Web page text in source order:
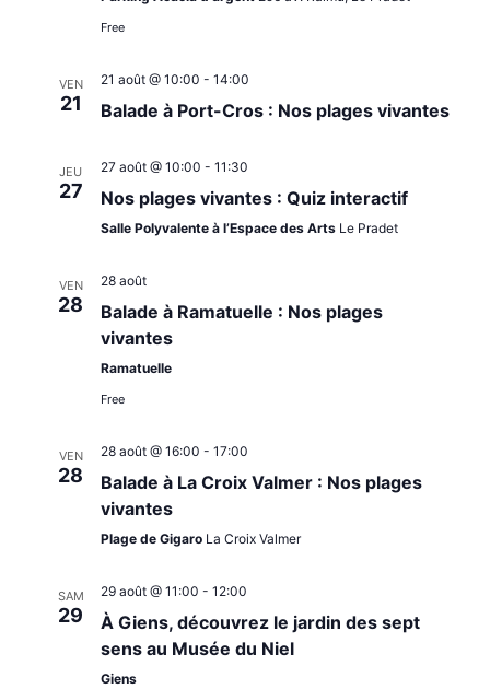
Free
VEN
21
21 août @ 10:00 - 14:00
Balade à Port-Cros : Nos plages vivantes
JEU
27
27 août @ 10:00 - 11:30
Nos plages vivantes : Quiz interactif
Salle Polyvalente à l’Espace des Arts Le Pradet
VEN
28
28 août
Balade à Ramatuelle : Nos plages
vivantes
Ramatuelle
Free
VEN
28
28 août @ 16:00 - 17:00
Balade à La Croix Valmer : Nos plages
vivantes
Plage de Gigaro La Croix Valmer
SAM
29
29 août @ 11:00 - 12:00
À Giens, découvrez le jardin des sept
sens au Musée du Niel
Giens